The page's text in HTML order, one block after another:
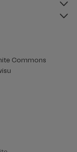
Commons